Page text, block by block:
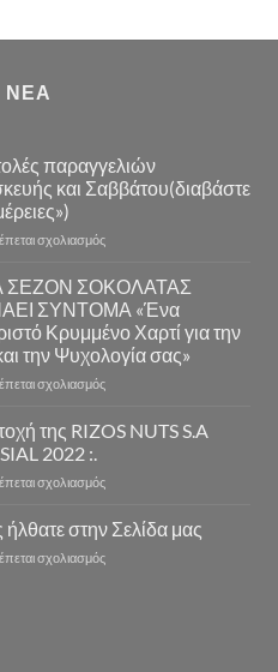
€8.50.είναι:
ΝΈΑ
παραγγελιών
και Σαββάτου(διαβάστε
σχολιασμόςστο
παραγγελιών
Παρασκευής
και
Σαββάτου(διαβάστε
λεπτομέρειες»)
ΣΕΖΟΝ ΣΟΚΟΛΑΤΑΣ
ΣΥΝΤΟΜΑ «Ένα
Κρυμμένο Χαρτί για την
την Ψυχολογία σας»
σχολιασμόςστο
ΝΕΑ
ΞΕΚΙΝΑΕΙ
«Ένα
Κρυμμένο
της RIZOS NUTS S.A
2022 :.
σχολιασμόςστο
της
NUTS
στην Σελίδα μας
σχολιασμόςστο